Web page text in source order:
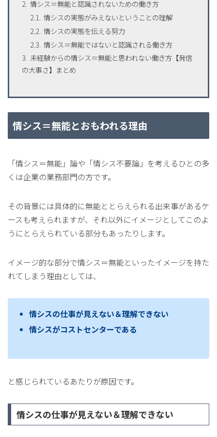
情シス＝無能と認識されないための働き方
情シスの実態がみえないということの理解
情シスの実態を伝える努力
情シス＝無能ではないと認識される働き方
未経験からの情シス＝無能と思われない働き方【発信
の大事さ】まとめ
情シス＝無能とおもわれる理由
「情シス＝無能」論や「情シス不要論」を考えるひとの多
くは企業の業務部門の方です。
その背景には具体的に無能ととらえられる出来事があるケ
ースも考えられますが、それ以外にイメージとしてこのよ
うにとらえられている部分もあったりします。
イメージ的な部分で情シス＝無能といったイメージを持た
れてしまう理由としては、
情シスの仕事が見えない＆理解できない
情シスがコストセンターである
と感じられているあたりが原因です。
情シスの仕事が見えない＆理解できない